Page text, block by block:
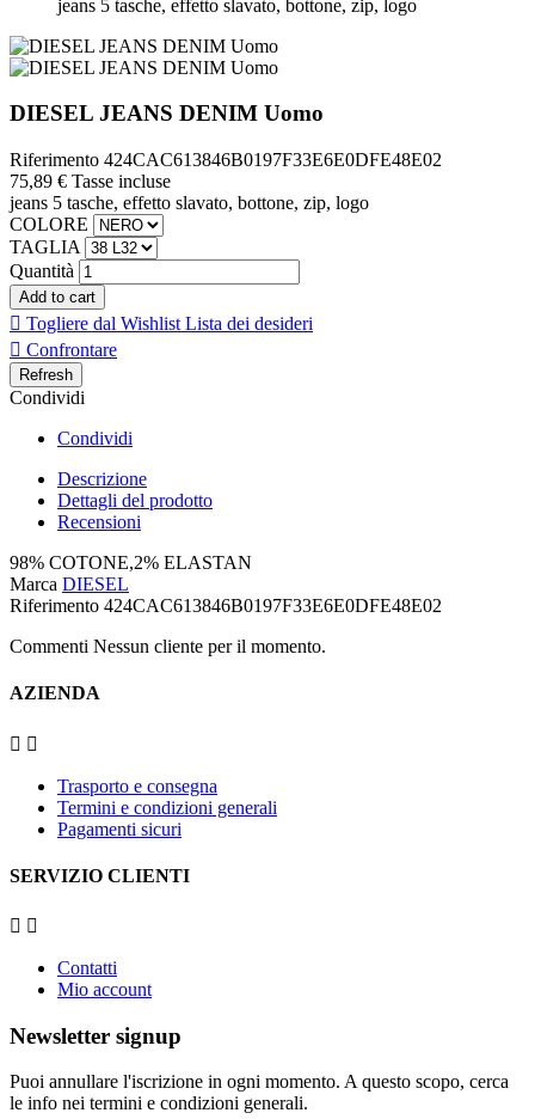
jeans 5 tasche, effetto slavato, bottone, zip, logo
DIESEL JEANS DENIM Uomo
Riferimento 424CAC613846B0197F33E6E0DFE48E02
75,89 € Tasse incluse
jeans 5 tasche, effetto slavato, bottone, zip, logo
COLORE
TAGLIA
Quantità
Add to cart
 Togliere dal Wishlist Lista dei desideri
 Confrontare
Condividi
Condividi
Descrizione
Dettagli del prodotto
Recensioni
98% COTONE,2% ELASTAN
Marca DIESEL
Riferimento 424CAC613846B0197F33E6E0DFE48E02
Commenti Nessun cliente per il momento.
AZIENDA
 
Trasporto e consegna
Termini e condizioni generali
Pagamenti sicuri
SERVIZIO CLIENTI
 
Contatti
Mio account
Newsletter signup
Puoi annullare l'iscrizione in ogni momento. A questo scopo, cerca
le info nei termini e condizioni generali.